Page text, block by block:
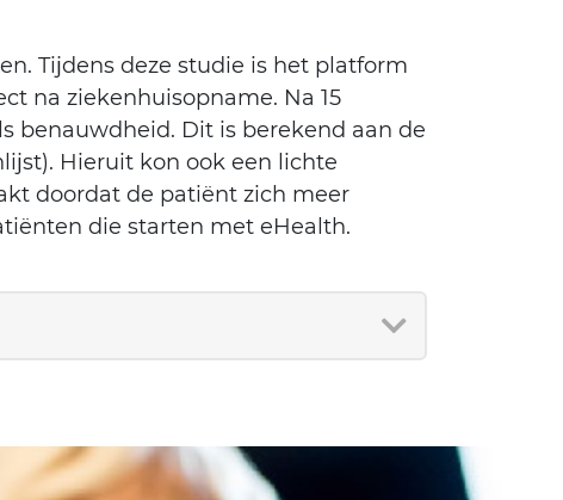
Tijdens deze studie is het platform
na ziekenhuisopname. Na 15
benauwdheid. Dit is berekend aan de
Hieruit kon ook een lichte
doordat de patiënt zich meer
die starten met eHealth.